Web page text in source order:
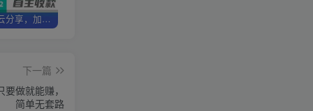
加盟优优云分享，加盟搭建同款知识付费资源网站，实现长期稳定被动收入~
下一篇
做就能赚，
简单无套路